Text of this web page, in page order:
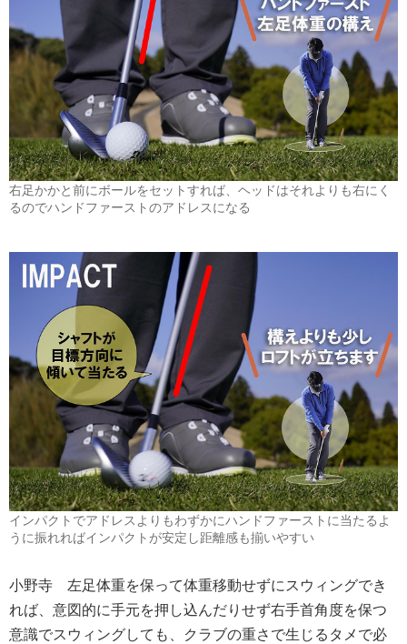
右足かかと前にボールをセットすれば、ヘッドはそれよりも右にく
るのでハンドファーストのアドレスになる
インパクトでアドレスよりもわずかにハンドファーストに当たるよ
うに振れればインパクトが安定し距離感も揃いやすい
小野寺 左足体重を保って体重移動せずにスウィングでき
れば、意図的に手元を押し込んだりせず右手首角度を保つ
意識でスウィングしても、クラブの重さで生じるタメで必